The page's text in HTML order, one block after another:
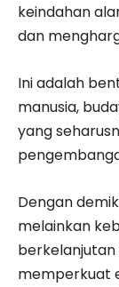
keindahan
dan
Ini adalah
manusia,
yang
Dengan
melainkan
berkelanjutan
memperkuat